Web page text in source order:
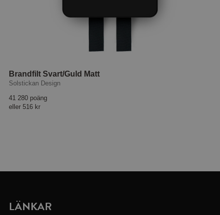
Brandfilt Svart/Guld Matt
Solstickan Design
41 280 poäng
eller 516 kr
LÄNKAR